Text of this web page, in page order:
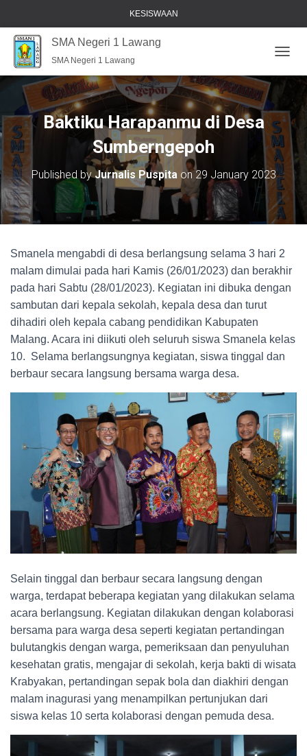
KESISWAAN
SMA Negeri 1 Lawang
SMA Negeri 1 Lawang
O
L
A
V
I
G
A
T
N
Baktiku Harapanmu di Desa
Sumberngepoh
Published byJurnalis Puspitaon29 January 2023
Smanela mengabdi di desa berlangsung selama 3 hari 2
malam dimulai pada hari Kamis (26/01/2023) dan berakhir
pada hari Sabtu (28/01/2023). Kegiatan ini dibuka dengan
sambutan dari kepala sekolah, kepala desa dan turut
dihadiri oleh kepala cabang pendidikan Kabupaten
Malang. Acara ini diikuti oleh seluruh siswa Smanela kelas
10. Selama berlangsungnya kegiatan, siswa tinggal dan
berbaur secara langsung bersama warga desa.
Selain tinggal dan berbaur secara langsung dengan
warga, terdapat beberapa kegiatan yang dilakukan selama
acara berlangsung. Kegiatan dilakukan dengan kolaborasi
bersama para warga desa seperti kegiatan pertandingan
bulutangkis dengan warga, pemeriksaan dan penyuluhan
kesehatan gratis, mengajar di sekolah, kerja bakti di wisata
Krabyakan, pertandingan sepak bola dan diakhiri dengan
malam inagurasi yang menampilkan pertunjukan dari
siswa kelas 10 serta kolaborasi dengan pemuda desa.